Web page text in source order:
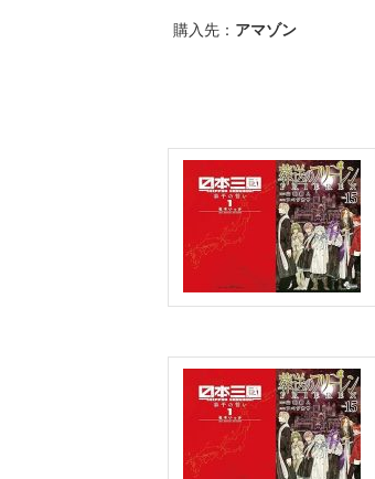
【悲報】色んなデ
FC東京開幕戦で
ｽﾎﾟｰﾂ
外国人「アジア杯
ら追い風に！アメ
【日向坂46】来月
ｹﾞｰﾑ ダークゴシック
海外翻訳
日本人「敷地内に
ｗｗｗ【タイ人の
ｽﾎﾟｰﾂ
ウガンダサッカ
怒り「リーダーを
ｹﾞｰﾑ 【ポケチャン】実
【ウマ娘】ウマ
ｽﾎﾟｰﾂ 塩貝健人『4年後
購入先： アマゾン